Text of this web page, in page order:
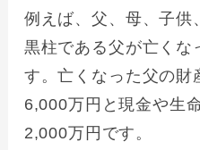
例えば、父、母、子供
黒柱である父が亡くな
す。亡くなった父の財
6,000万円と現金や生
2,000万円です。